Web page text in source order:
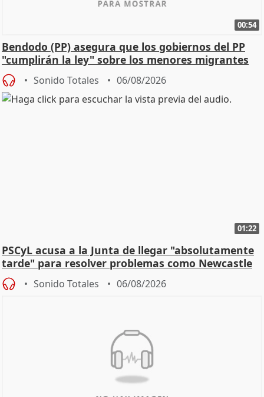
00:54
Bendodo (PP) asegura que los gobiernos del PP
"cumplirán la ley" sobre los menores migrantes
Sonido Totales 06/08/2026
01:22
PSCyL acusa a la Junta de llegar "absolutamente
tarde" para resolver problemas como Newcastle
Sonido Totales 06/08/2026